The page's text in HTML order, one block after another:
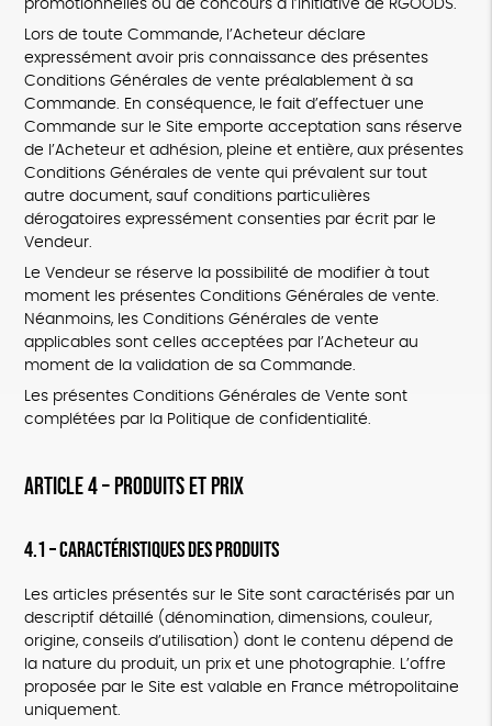
promotionnelles ou de concours à l’initiative de RGOODS.
Lors de toute Commande, l’Acheteur déclare
expressément avoir pris connaissance des présentes
Conditions Générales de vente préalablement à sa
Commande. En conséquence, le fait d’effectuer une
Commande sur le Site emporte acceptation sans réserve
de l’Acheteur et adhésion, pleine et entière, aux présentes
Conditions Générales de vente qui prévalent sur tout
autre document, sauf conditions particulières
dérogatoires expressément consenties par écrit par le
Vendeur.
Le Vendeur se réserve la possibilité de modifier à tout
moment les présentes Conditions Générales de vente.
Néanmoins, les Conditions Générales de vente
applicables sont celles acceptées par l’Acheteur au
moment de la validation de sa Commande.
Les présentes Conditions Générales de Vente sont
complétées par la Politique de confidentialité.
ARTICLE 4 – PRODUITS ET PRIX
4.1 – Caractéristiques des Produits
Les articles présentés sur le Site sont caractérisés par un
descriptif détaillé (dénomination, dimensions, couleur,
origine, conseils d’utilisation) dont le contenu dépend de
la nature du produit, un prix et une photographie. L’offre
proposée par le Site est valable en France métropolitaine
uniquement.